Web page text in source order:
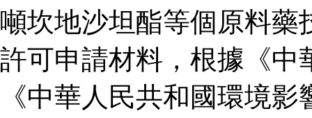
噸坎地沙坦酯等個原料藥
許可申請材料，根據《中
《中華人民共和國環境